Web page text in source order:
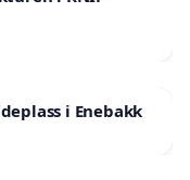
i Enebakk